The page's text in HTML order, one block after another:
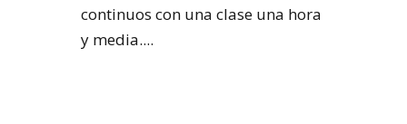
continuos con una clase una hora
y media....